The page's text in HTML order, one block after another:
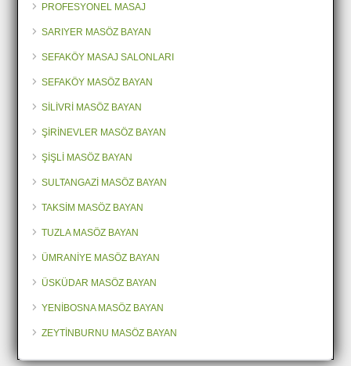
PROFESYONEL MASAJ
SARIYER MASÖZ BAYAN
SEFAKÖY MASAJ SALONLARI
SEFAKÖY MASÖZ BAYAN
SİLİVRİ MASÖZ BAYAN
ŞİRİNEVLER MASÖZ BAYAN
ŞİŞLİ MASÖZ BAYAN
SULTANGAZİ MASÖZ BAYAN
TAKSİM MASÖZ BAYAN
TUZLA MASÖZ BAYAN
ÜMRANİYE MASÖZ BAYAN
ÜSKÜDAR MASÖZ BAYAN
YENİBOSNA MASÖZ BAYAN
ZEYTİNBURNU MASÖZ BAYAN